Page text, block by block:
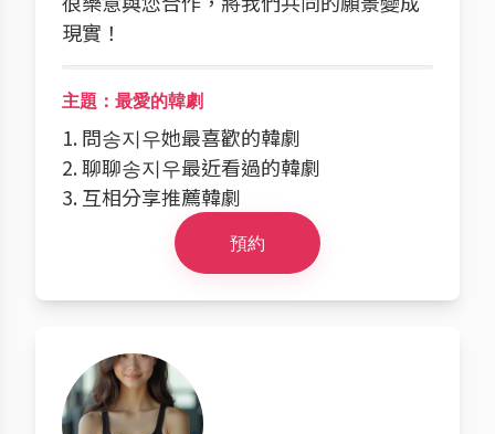
現實！
主題：最愛的韓劇
1. 問송지우她最喜歡的韓劇
2. 聊聊송지우最近看過的韓劇
3. 互相分享推薦韓劇
預約